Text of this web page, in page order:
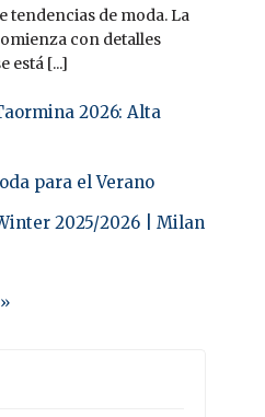
tendencias de moda. La
con detalles
está [...]
2026: Alta
para el Verano
2025/2026 | Milan